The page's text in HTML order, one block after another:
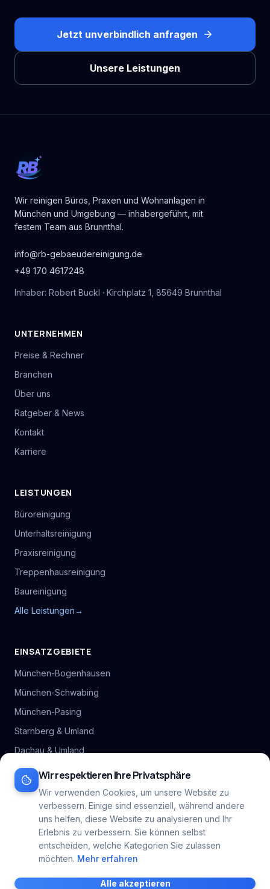
Jetzt unverbindlich anfragen
Unsere Leistungen
RB
Wir reinigen Büros, Praxen und Wohnanlagen in
München und Umgebung — inhabergeführt, mit
festem Team aus Brunnthal.
info@rb-gebaeudereinigung.de
+49 170 4617248
Inhaber: Robert Buckl · Kirchplatz 1, 85649 Brunnthal
UNTERNEHMEN
Preise & Rechner
Branchen
Über uns
Ratgeber & News
Kontakt
Karriere
LEISTUNGEN
Büroreinigung
Unterhaltsreinigung
Praxisreinigung
Treppenhausreinigung
Baureinigung
Alle Leistungen→
EINSATZGEBIETE
München-Bogenhausen
München-Schwabing
München-Pasing
Starnberg & Umland
Dachau & Umland
Alle Stadtteil-Hubs
Inhaltsverzeichnis
Alle Gebiete→
©2026RB Gebäudereinigung. Alle Rechte vorbehalten.
Datenschutz|Cookie-Einstellungen
Wir respektieren Ihre Privatsphäre
Wir verwenden Cookies, um unsere Website zu
verbessern. Einige sind essenziell, während andere
uns helfen, diese Website zu analysieren und Ihr
Erlebnis zu verbessern. Sie können selbst
entscheiden, welche Kategorien Sie zulassen
möchten. Mehr erfahren
Alle akzeptieren